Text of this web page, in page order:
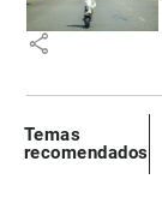
share
Temas
recomendados